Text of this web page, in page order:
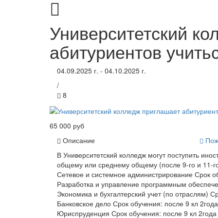
Университетский
абитуриентов
04.09.2025 г. - 04.10.2025 г.
/
8
65 000 руб
Описание
В Университетский колледж могут поступить
общему или среднему общему (после 9-го и 11-
Сетевое и системное администрирование Срок
Разработка и управление программным
Экономика и бухгалтерский учет (по отраслям)
Банковское дело Срок обучения: после 9 кл
Юриспруденция Срок обучения: после 9 кл